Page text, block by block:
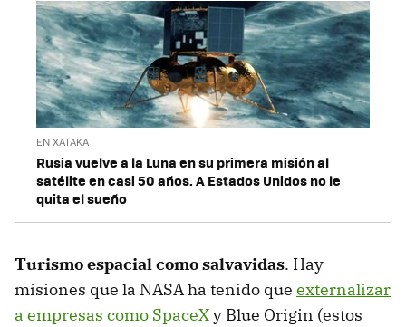
EN XATAKA
Rusia vuelve a la Luna en su primera misión al
satélite en casi 50 años. A Estados Unidos no le
quita el sueño
Turismo espacial como salvavidas. Hay
misiones que la NASA ha tenido que externalizar
a empresas como SpaceXy Blue Origin (estos